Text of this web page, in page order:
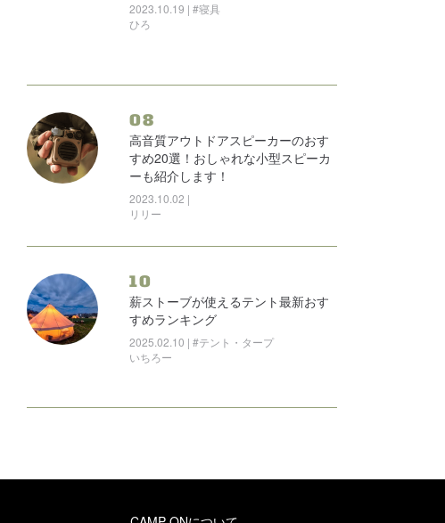
2023.10.19 | #寝具
ひろ
08
高音質アウトドアスピーカーのおす
すめ20選！おしゃれな小型スピーカ
ーも紹介します！
2023.10.02 |
リリー
10
薪ストーブが使えるテント最新おす
すめランキング
2025.02.10 | #テント・タープ
いちろー